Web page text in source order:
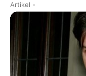
Artikel -